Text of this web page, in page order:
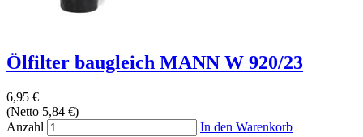
Ölfilter baugleich MANN W 920/23
6,95 €
(Netto 5,84 €)
Anzahl
In den Warenkorb